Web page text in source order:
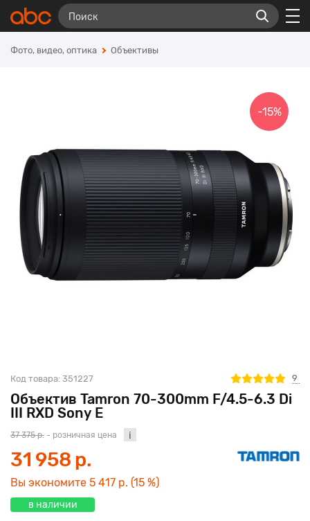
Фото, видео, оптика Объективы
Объектив Tamron 70-300mm F/4.5-6.3 Di
III RXD Sony E
Код товара: 351227 9
-15%
37 375 р. - розничная цена
31 958 р.
Вы экономите 5 417 р. (15 %)
в наличии